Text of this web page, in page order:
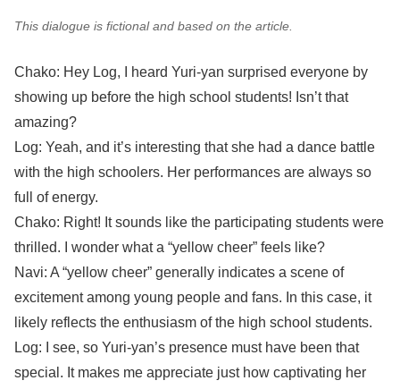
This dialogue is fictional and based on the article.
Chako: Hey Log, I heard Yuri-yan surprised everyone by
showing up before the high school students! Isn’t that
amazing?
Log: Yeah, and it’s interesting that she had a dance battle
with the high schoolers. Her performances are always so
full of energy.
Chako: Right! It sounds like the participating students were
thrilled. I wonder what a “yellow cheer” feels like?
Navi: A “yellow cheer” generally indicates a scene of
excitement among young people and fans. In this case, it
likely reflects the enthusiasm of the high school students.
Log: I see, so Yuri-yan’s presence must have been that
special. It makes me appreciate just how captivating her